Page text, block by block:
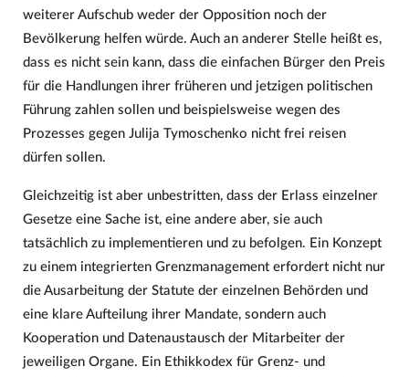
weiterer Aufschub weder der Opposition noch der
Bevölkerung helfen würde. Auch an anderer Stelle heißt es,
dass es nicht sein kann, dass die einfachen Bürger den Preis
für die Handlungen ihrer früheren und jetzigen politischen
Führung zahlen sollen und beispielsweise wegen des
Prozesses gegen Julija Tymoschenko nicht frei reisen
dürfen sollen.
Gleichzeitig ist aber unbestritten, dass der Erlass einzelner
Gesetze eine Sache ist, eine andere aber, sie auch
tatsächlich zu implementieren und zu befolgen. Ein Konzept
zu einem integrierten Grenzmanagement erfordert nicht nur
die Ausarbeitung der Statute der einzelnen Behörden und
eine klare Aufteilung ihrer Mandate, sondern auch
Kooperation und Datenaustausch der Mitarbeiter der
jeweiligen Organe. Ein Ethikkodex für Grenz- und